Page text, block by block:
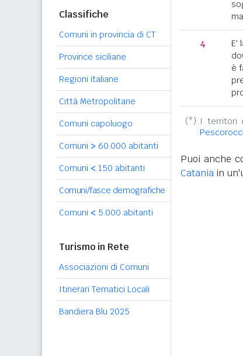
Classifiche
Comuni in provincia di CT
Province siciliane
Regioni italiane
Città Metropolitane
Comuni capoluogo
Comuni > 60.000 abitanti
Comuni < 150 abitanti
Comuni/fasce demografiche
Comuni < 5.000 abitanti
Turismo in Rete
Associazioni di Comuni
Itinerari Tematici Locali
Bandiera Blu 2025
4
E'
è
(*): I territori
Puoi anche
Catania in